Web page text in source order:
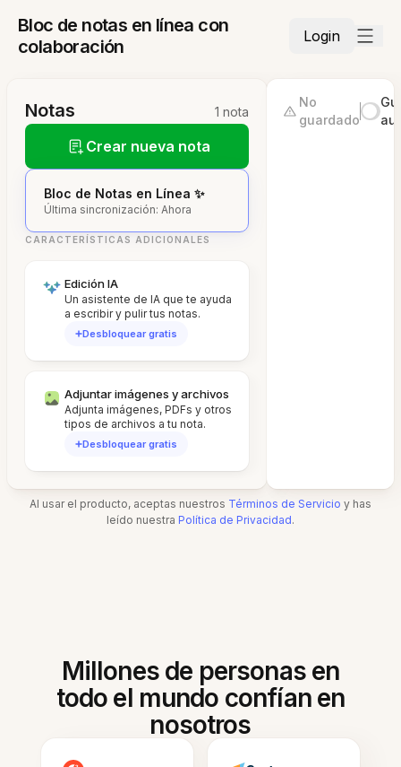
Bloc de notas en línea con
colaboración
Login
Notas 1 nota
Crear nueva nota
Bloc de Notas en Línea ✨
Última sincronización: Ahora
CARACTERÍSTICAS ADICIONALES
Edición IA
Un asistente de IA que te ayuda
a escribir y pulir tus notas.
Desbloquear gratis
Adjuntar imágenes y archivos
Adjunta imágenes, PDFs y otros
tipos de archivos a tu nota.
Desbloquear gratis
No
guardado
Al usar el producto, aceptas nuestros Términos de Servicio y has
leído nuestra Política de Privacidad.
Millones de personas en
todo el mundo confían en
nosotros